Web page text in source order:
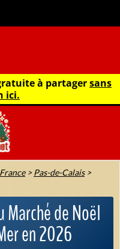
à partagersans
ici.
>Pas-de-Calais>
Marché de Noël
en 2026